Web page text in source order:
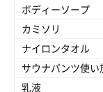
ボディーソープ
カミソリ
ナイロンタオル
サウナパンツ使い
乳液